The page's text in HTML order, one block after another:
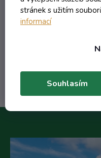
stránek s užitím
informací
Souhlasím